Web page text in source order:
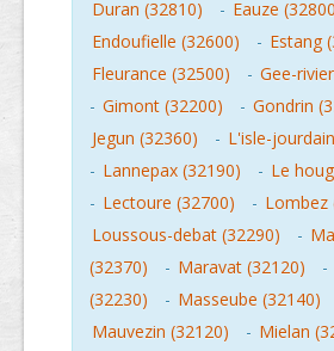
Duran (32810)
- Eauze
Endoufielle (32600)
- Estang
Fleurance (32500)
- Gee-
- Gimont (32200) - Gondrin
Jegun (32360)
- L'isle-
- Lannepax (32190) - Le
- Lectoure (32700) - Lombez
Loussous-debat (32290)
-
(32370)
- Maravat (32120) -
(32230)
- Masseube (32140)
Mauvezin (32120)
- Mielan